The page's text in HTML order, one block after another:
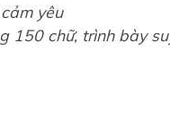
yêu
chữ, trình bày